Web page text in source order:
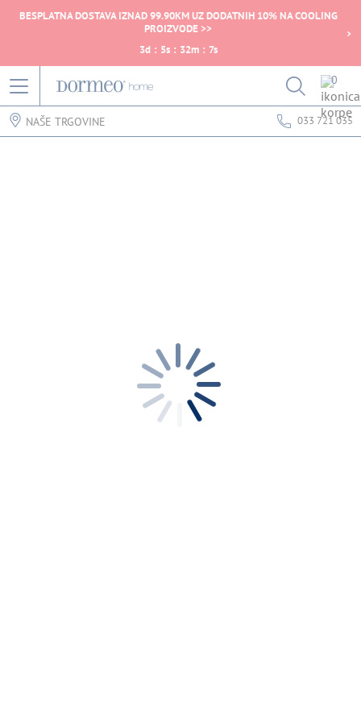
BESPLATNA DOSTAVA IZNAD 99.90KM UZ DODATNIH 10% NA COOLING
PROIZVODE >>
3d : 5s : 32m : 7s
0
NAŠE TRGOVINE 033 721 035